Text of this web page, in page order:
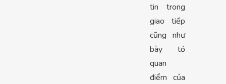
tin trong
giao tiếp
cũng như
bày tỏ
quan
điểm của